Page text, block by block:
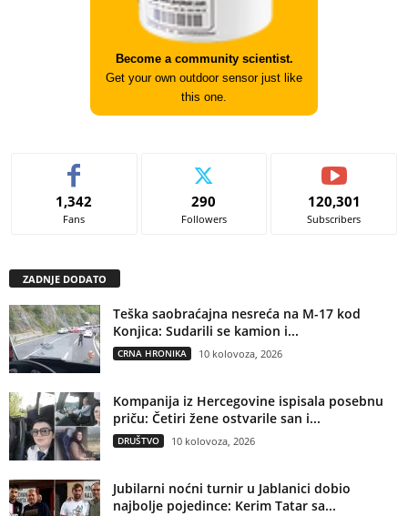
Become a community scientist.
Get your own outdoor sensor just like
this one.
1,342
Fans
290
Followers
120,301
Subscribers
ZADNJE DODATO
Teška saobraćajna nesreća na M-17 kod
Konjica: Sudarili se kamion i...
CRNA HRONIKA 10 kolovoza, 2026
Kompanija iz Hercegovine ispisala posebnu
priču: Četiri žene ostvarile san i...
DRUŠTVO 10 kolovoza, 2026
Jubilarni noćni turnir u Jablanici dobio
najbolje pojedince: Kerim Tatar sa...